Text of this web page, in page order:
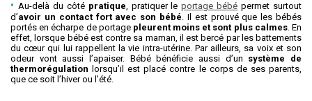
Au-delà du côté pratique, pratiquer leportage bébé permet surtout
d’avoir un contact fort avec son bébé. Il est prouvé que les bébés
portés en écharpe de portage pleurent moins et sont plus calmes. En
effet, lorsque bébé est contre sa maman, il est bercé par les battements
du cœur qui lui rappellent la vie intra-utérine. Par ailleurs, sa voix et son
odeur vont aussi l’apaiser. Bébé bénéficie aussi d’un système de
thermorégulation lorsqu’il est placé contre le corps de ses parents,
que ce soit l’hiver ou l’été.